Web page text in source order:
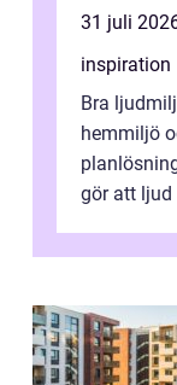
31 juli
inspiration
Bra
hemmiljö
gör att ljud